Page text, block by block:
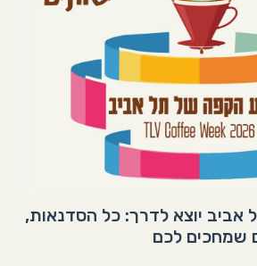
יוצא לדרך: כל הסדנאות,
שמחכים לכם